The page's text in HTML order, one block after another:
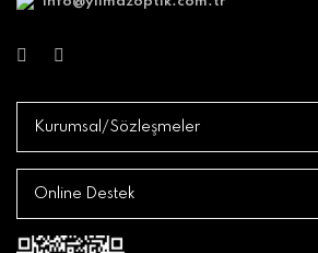
Kurumsal/Sözleşmeler
Online Destek